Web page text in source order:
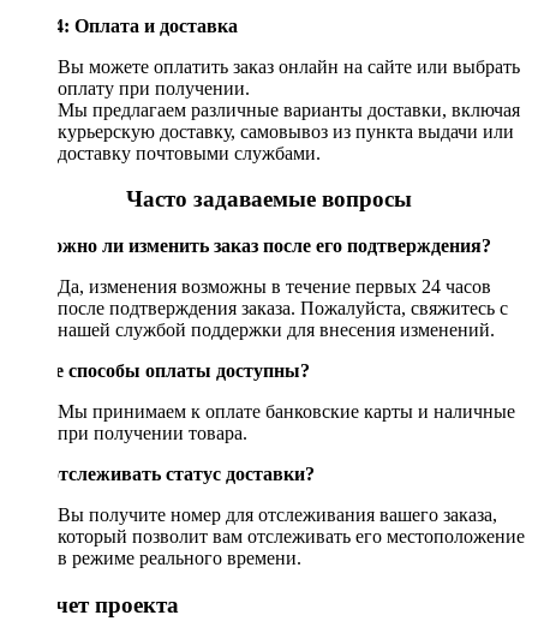
Шаг 4: Оплата и доставка
Вы можете оплатить заказ онлайн на сайте или выбрать
оплату при получении.
Мы предлагаем различные варианты доставки, включая
курьерскую доставку, самовывоз из пункта выдачи или
доставку почтовыми службами.
Часто задаваемые вопросы
Возможно ли изменить заказ после его подтверждения?
Да, изменения возможны в течение первых 24 часов
после подтверждения заказа. Пожалуйста, свяжитесь с
нашей службой поддержки для внесения изменений.
Какие способы оплаты доступны?
Мы принимаем к оплате банковские карты и наличные
при получении товара.
Как отслеживать статус доставки?
Вы получите номер для отслеживания вашего заказа,
который позволит вам отслеживать его местоположение
в режиме реального времени.
Рассчет проекта